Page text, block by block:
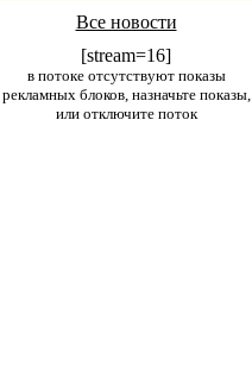
Все новости
[stream=16]
в потоке отсутствуют показы
рекламных блоков, назначьте показы,
или отключите поток